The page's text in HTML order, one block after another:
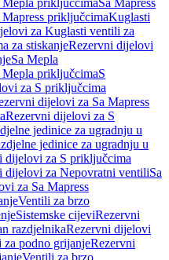
priključcimaSa Mapress
priključcimaKuglasti
za Kuglasti ventili za
za stiskanjeRezervni dijelovi
Sa Mepla
priključcimaS
za S priključcima
dijelovi za Sa Mapress
Rezervni dijelovi za S
jedinice za ugradnju u
jedinice za ugradnju u
dijelovi za S priključcima
dijelovi za Nepovratni ventiliSa
za Sa Mapress
Ventili za brzo
Sistemske cijeviRezervni
razdjelnikaRezervni dijelovi
za podno grijanjeRezervni
Ventili za brzo